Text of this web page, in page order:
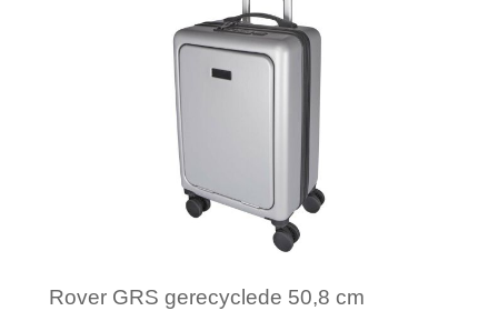
Rover GRS gerecyclede 50,8 cm